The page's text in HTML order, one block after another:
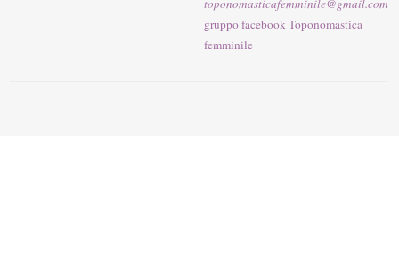
toponomasticafemminile@gmail.com
gruppo facebook Toponomastica
femminile